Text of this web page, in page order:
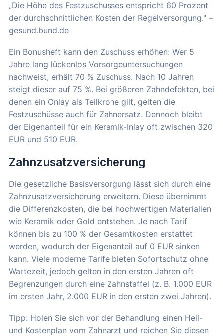
„Die Höhe des Festzuschusses entspricht 60 Prozent
der durchschnittlichen Kosten der Regelversorgung." –
gesund.bund.de
Ein Bonusheft kann den Zuschuss erhöhen: Wer 5
Jahre lang lückenlos Vorsorgeuntersuchungen
nachweist, erhält 70 % Zuschuss. Nach 10 Jahren
steigt dieser auf 75 %. Bei größeren Zahndefekten, bei
denen ein Onlay als Teilkrone gilt, gelten die
Festzuschüsse auch für Zahnersatz. Dennoch bleibt
der Eigenanteil für ein Keramik-Inlay oft zwischen 320
EUR und 510 EUR.
Zahnzusatzversicherung
Die gesetzliche Basisversorgung lässt sich durch eine
Zahnzusatzversicherung erweitern. Diese übernimmt
die Differenzkosten, die bei hochwertigen Materialien
wie Keramik oder Gold entstehen. Je nach Tarif
können bis zu 100 % der Gesamtkosten erstattet
werden, wodurch der Eigenanteil auf 0 EUR sinken
kann. Viele moderne Tarife bieten Sofortschutz ohne
Wartezeit, jedoch gelten in den ersten Jahren oft
Begrenzungen durch eine Zahnstaffel (z. B. 1.000 EUR
im ersten Jahr, 2.000 EUR in den ersten zwei Jahren).
Tipp: Holen Sie sich vor der Behandlung einen Heil-
und Kostenplan vom Zahnarzt und reichen Sie diesen